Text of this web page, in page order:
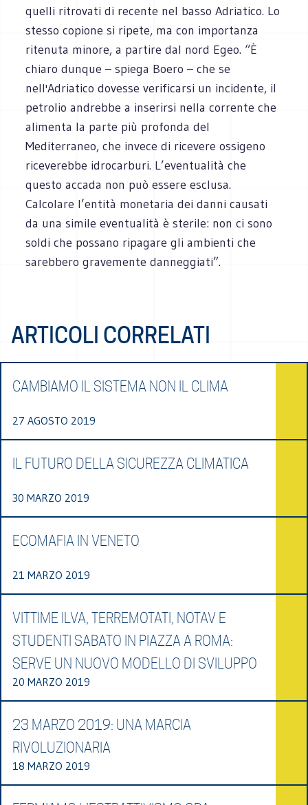
quelli ritrovati di recente nel basso Adriatico. Lo
stesso copione si ripete, ma con importanza
ritenuta minore, a partire dal nord Egeo. “È
chiaro dunque – spiega Boero – che se
nell'Adriatico dovesse verificarsi un incidente, il
petrolio andrebbe a inserirsi nella corrente che
alimenta la parte più profonda del
Mediterraneo, che invece di ricevere ossigeno
riceverebbe idrocarburi. L’eventualità che
questo accada non può essere esclusa.
Calcolare l’entità monetaria dei danni causati
da una simile eventualità è sterile: non ci sono
soldi che possano ripagare gli ambienti che
sarebbero gravemente danneggiati”.
ARTICOLI CORRELATI
CAMBIAMO IL SISTEMA NON IL CLIMA
27 AGOSTO 2019
IL FUTURO DELLA SICUREZZA CLIMATICA
30 MARZO 2019
ECOMAFIA IN VENETO
21 MARZO 2019
VITTIME ILVA, TERREMOTATI, NOTAV E
STUDENTI SABATO IN PIAZZA A ROMA:
SERVE UN NUOVO MODELLO DI SVILUPPO
20 MARZO 2019
23 MARZO 2019: UNA MARCIA
RIVOLUZIONARIA
18 MARZO 2019